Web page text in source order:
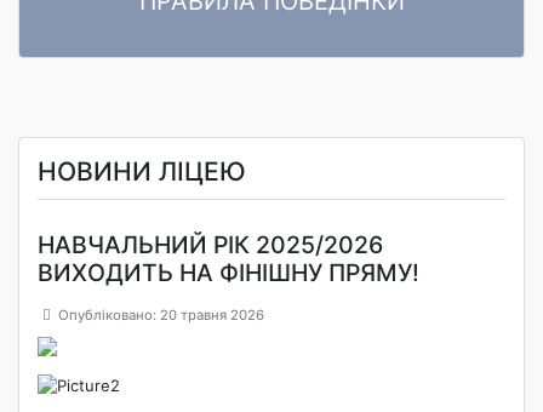
НОВИНИ ЛІЦЕЮ
НАВЧАЛЬНИЙ РІК 2025/2026
ВИХОДИТЬ НА ФІНІШНУ ПРЯМУ!
Опубліковано: 20 травня 2026